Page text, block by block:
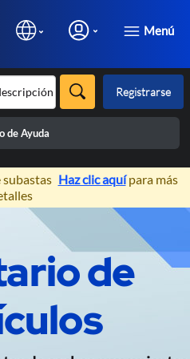
Menú
Registrarse
de Ayuda
×
Haz clic aquípara más
100%
de la
de